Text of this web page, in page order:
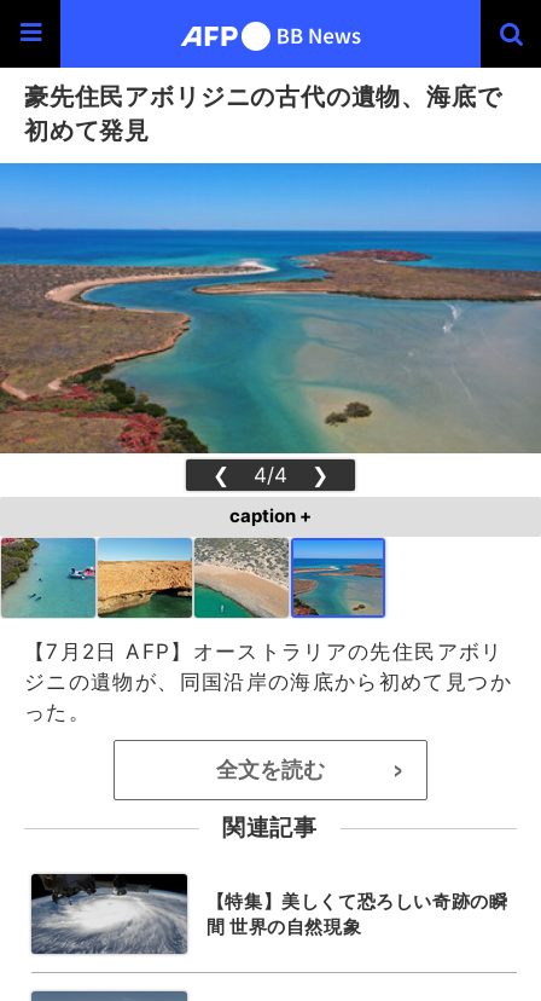
豪先住民アボリジニの古代の遺物、海底で
初めて発見
❮ 4/4 ❯
caption +
【7月2日 AFP】オーストラリアの先住民アボリ
ジニの遺物が、同国沿岸の海底から初めて見つか
った。
全文を読む >
関連記事
【特集】美しくて恐ろしい奇跡の瞬
間 世界の自然現象